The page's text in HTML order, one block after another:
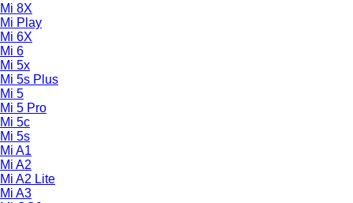
Mi 8X
Mi Play
Mi 6X
Mi 6
Mi 5x
Mi 5s Plus
Mi 5
Mi 5 Pro
Mi 5c
Mi 5s
Mi A1
Mi A2
Mi A2 Lite
Mi A3